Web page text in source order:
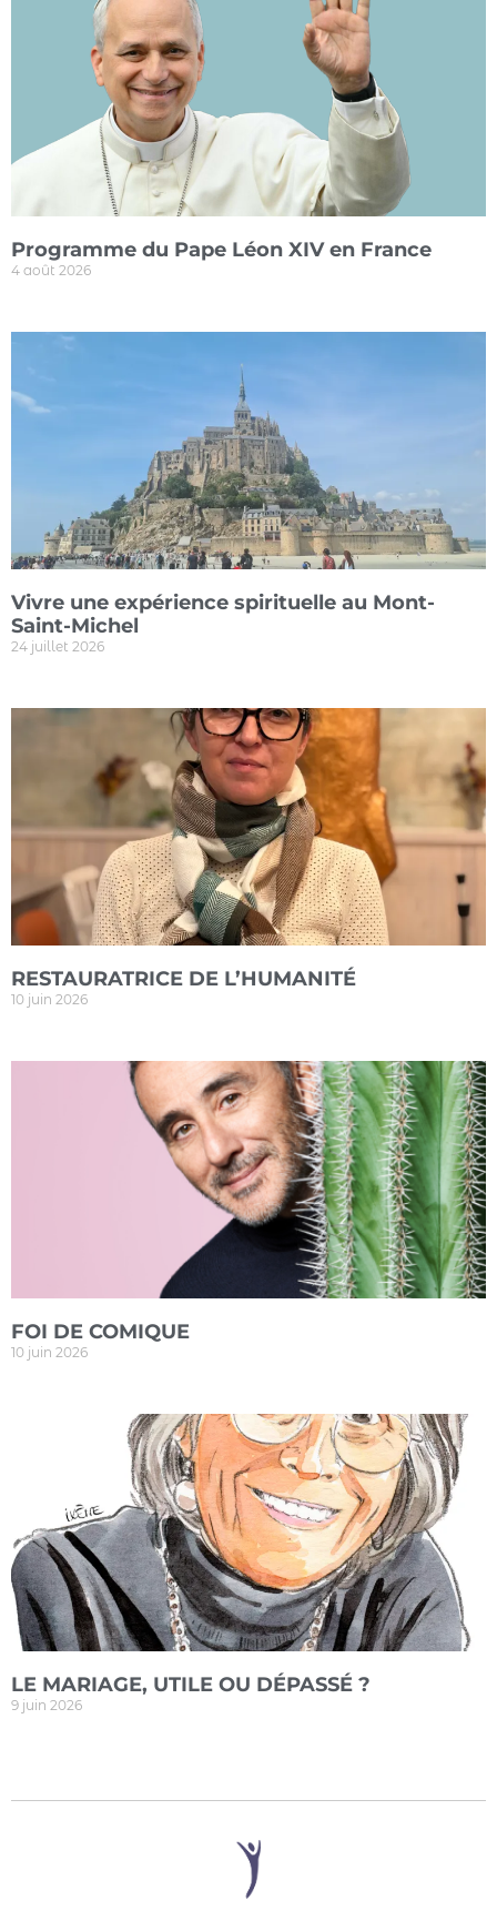
Programme du Pape Léon XIV en France
4 août 2026
Vivre une expérience spirituelle au Mont-
Saint-Michel
24 juillet 2026
RESTAURATRICE DE L’HUMANITÉ
10 juin 2026
FOI DE COMIQUE
10 juin 2026
LE MARIAGE, UTILE OU DÉPASSÉ ?
9 juin 2026